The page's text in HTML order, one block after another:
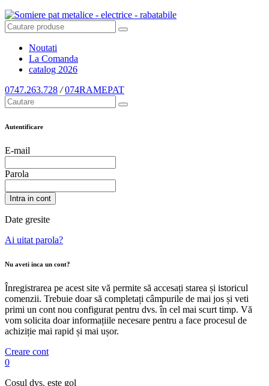
Noutati
La Comanda
catalog 2026
0747.263.728 / 074RAMEPAT
Autentificare
E-mail
Parola
Intra in cont
Date gresite
Ai uitat parola?
Nu aveti inca un cont?
Înregistrarea pe acest site vă permite să accesați starea și istoricul
comenzii. Trebuie doar să completați câmpurile de mai jos și veti
primi un cont nou configurat pentru dvs. în cel mai scurt timp. Vă
vom solicita doar informațiile necesare pentru a face procesul de
achiziție mai rapid și mai ușor.
Creare cont
0
Cosul dvs. este gol